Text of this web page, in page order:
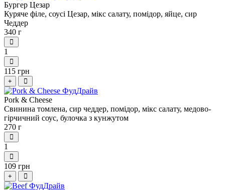
Бургер Цезар
Куряче філе, соусі Цезар, мікс салату, помідор, яйце, сир
Чеддер
340 г
1
115 грн
+
Pork & Cheese
Свинина томлена, сир чеддер, помідор, мікс салату, медово-
гірчичний соус, булочка з кунжутом
270 г
1
109 грн
+